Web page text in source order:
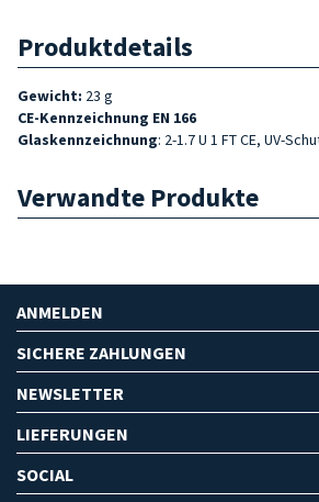
Produktdetails
Gewicht: 23 g
CE-Kennzeichnung EN 166
Glaskennzeichnung: 2-1.7 U 1 FT CE, UV-
Verwandte Produkte
ANMELDEN
SICHERE ZAHLUNGEN
NEWSLETTER
LIEFERUNGEN
SOCIAL